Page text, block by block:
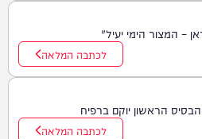
– המצור הימי יעיל"
לכתבה המלאה
הראשון יוקם ברפיח
לכתבה המלאה